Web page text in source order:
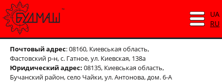
Почтовый адрес: 08160, Киевськая область,
Фастовский р-н, с. Гатное, ул. Киевская, 138а
Юридический адрес: 08135, Киевськая область,
Бучанский район, село Чайки, ул. Антонова, дом. 6-А
UA
RU